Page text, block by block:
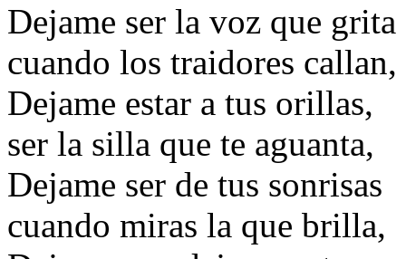
Dejame ser la voz que grita
cuando los traidores callan,
Dejame estar a tus orillas,
ser la silla que te aguanta,
Dejame ser de tus sonrisas
cuando miras la que brilla,